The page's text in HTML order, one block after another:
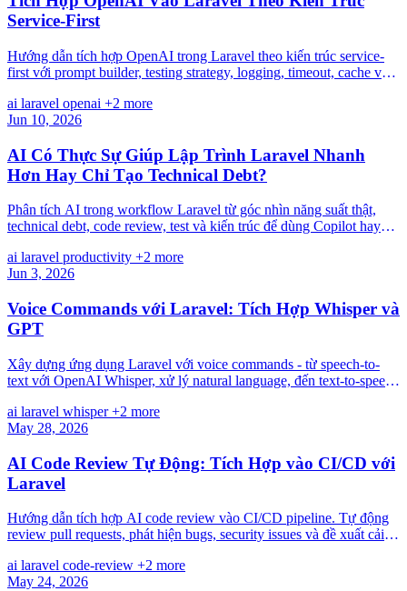
Service-First
Hướng dẫn tích hợp OpenAI trong Laravel theo kiến trúc service-
first với prompt builder, testing strategy, logging, timeout, cache và
ai laravel openai +2 more
Jun 10, 2026
AI Có Thực Sự Giúp Lập Trình Laravel Nhanh
Hơn Hay Chỉ Tạo Technical Debt?
Phân tích AI trong workflow Laravel từ góc nhìn năng suất thật,
technical debt, code review, test và kiến trúc để dùng Copilot hay
ai laravel productivity +2 more
Jun 3, 2026
Voice Commands với Laravel: Tích Hợp Whisper và
GPT
Xây dựng ứng dụng Laravel với voice commands - từ speech-to-
text với OpenAI Whisper, xử lý natural language, đến text-to-speech
ai laravel whisper+2 more
May 28, 2026
AI Code Review Tự Động: Tích Hợp vào CI/CD với
Laravel
Hướng dẫn tích hợp AI code review vào CI/CD pipeline. Tự động
review pull requests, phát hiện bugs, security issues và đề xuất cải
ai laravel code-review +2 more
May 24, 2026